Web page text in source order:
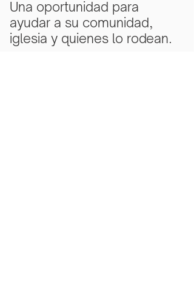
Una oportunidad para
ayudar a su comunidad,
iglesia y quienes lo rodean.